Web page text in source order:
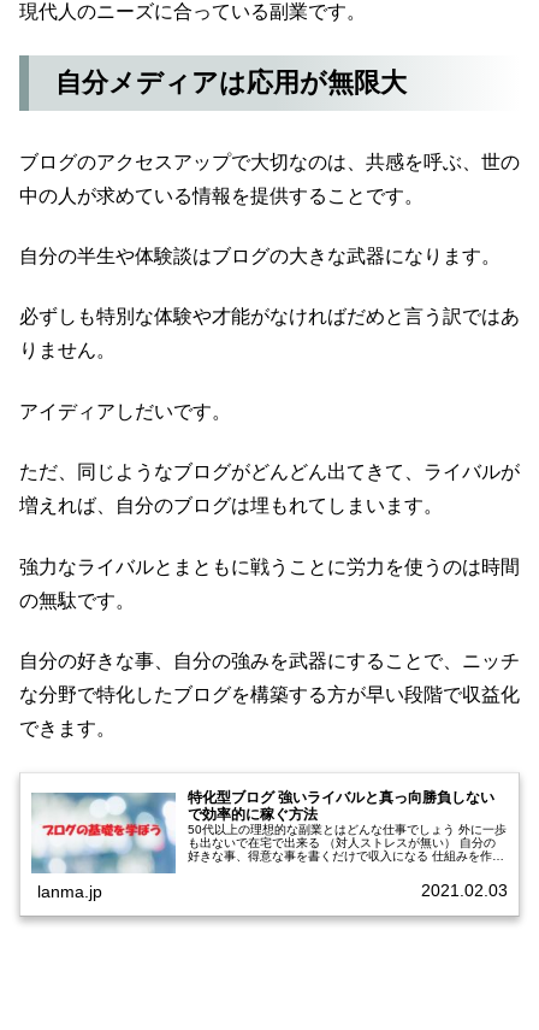
現代人のニーズに合っている副業です。
自分メディアは応用が無限大
ブログのアクセスアップで大切なのは、共感を呼ぶ、世の
中の人が求めている情報を提供することです。
自分の半生や体験談はブログの大きな武器になります。
必ずしも特別な体験や才能がなければだめと言う訳ではあ
りません。
アイディアしだいです。
ただ、同じようなブログがどんどん出てきて、ライバルが
増えれば、自分のブログは埋もれてしまいます。
強力なライバルとまともに戦うことに労力を使うのは時間
の無駄です。
自分の好きな事、自分の強みを武器にすることで、ニッチ
な分野で特化したブログを構築する方が早い段階で収益化
できます。
特化型ブログ 強いライバルと真っ向勝負しない
で効率的に稼ぐ方法
50代以上の理想的な副業とはどんな仕事でしょう 外に一歩
も出ないで在宅で出来る （対人ストレスが無い） 自分の
好きな事、得意な事を書くだけで収入になる 仕組みを作り
lanma.jp 2021.02.03